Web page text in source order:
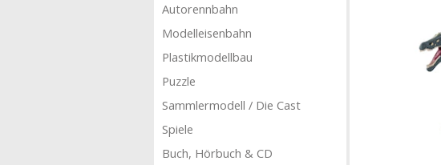
Autorennbahn
Modelleisenbahn
Plastikmodellbau
Puzzle
Sammlermodell / Die Cast
Spiele
Buch, Hörbuch & CD